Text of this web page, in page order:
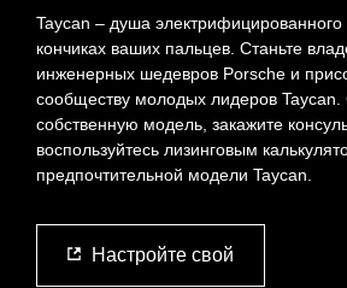
Taycan – душа электрифицированного
кончиках ваших пальцев. Станьте
инженерных шедевров Porsche и
сообществу молодых лидеров Taycan.
собственную модель, закажите
воспользуйтесь лизинговым
предпочтительной модели Taycan.
Настройте свой